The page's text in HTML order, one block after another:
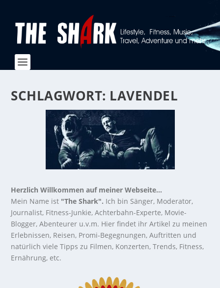
SCHLAGWORT: LAVENDEL
Herzlich Willkommen auf meiner Webseite...
Mein Name ist "The Shark". Ich bin Sänger, Moderator,
Journalist, Fitness-Junkie, Achterbahn-Experte, Movie-
Blogger, Abenteurer u.v.m. Hier findet ihr Artikel zu meinen
Erlebnissen, Reisen, Promi-Begegnungen, Auftritten und
natürlich viele Tipps zu Filmen, Konzerten, Trends, Fitness,
Ernährung, etc.